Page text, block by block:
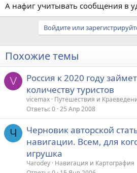
А нафиг учитывать сообщения в
Войдите или
Похожие темы
V
Россия к 2020 году
количеству туристов
vicemax Путешествия и
Ответы 0 25 Апр 2008
Ч
Черновик авторской
навигации. Всем, для
игрушка
Чarodey Навигация и Картография